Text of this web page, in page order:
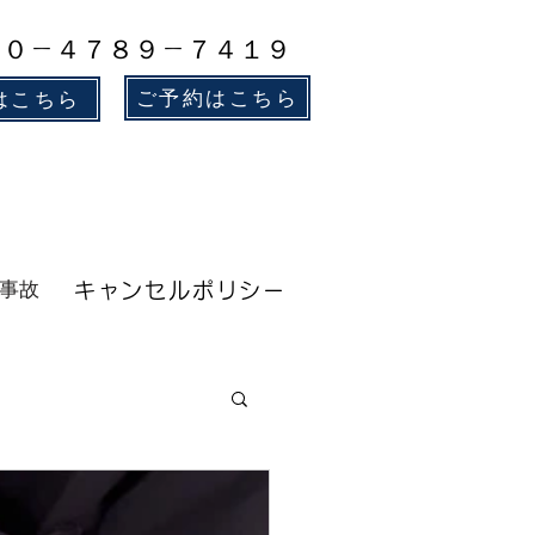
－４７８９－７４１９
こちら
ご予約はこちら
故 キャンセルポリシー